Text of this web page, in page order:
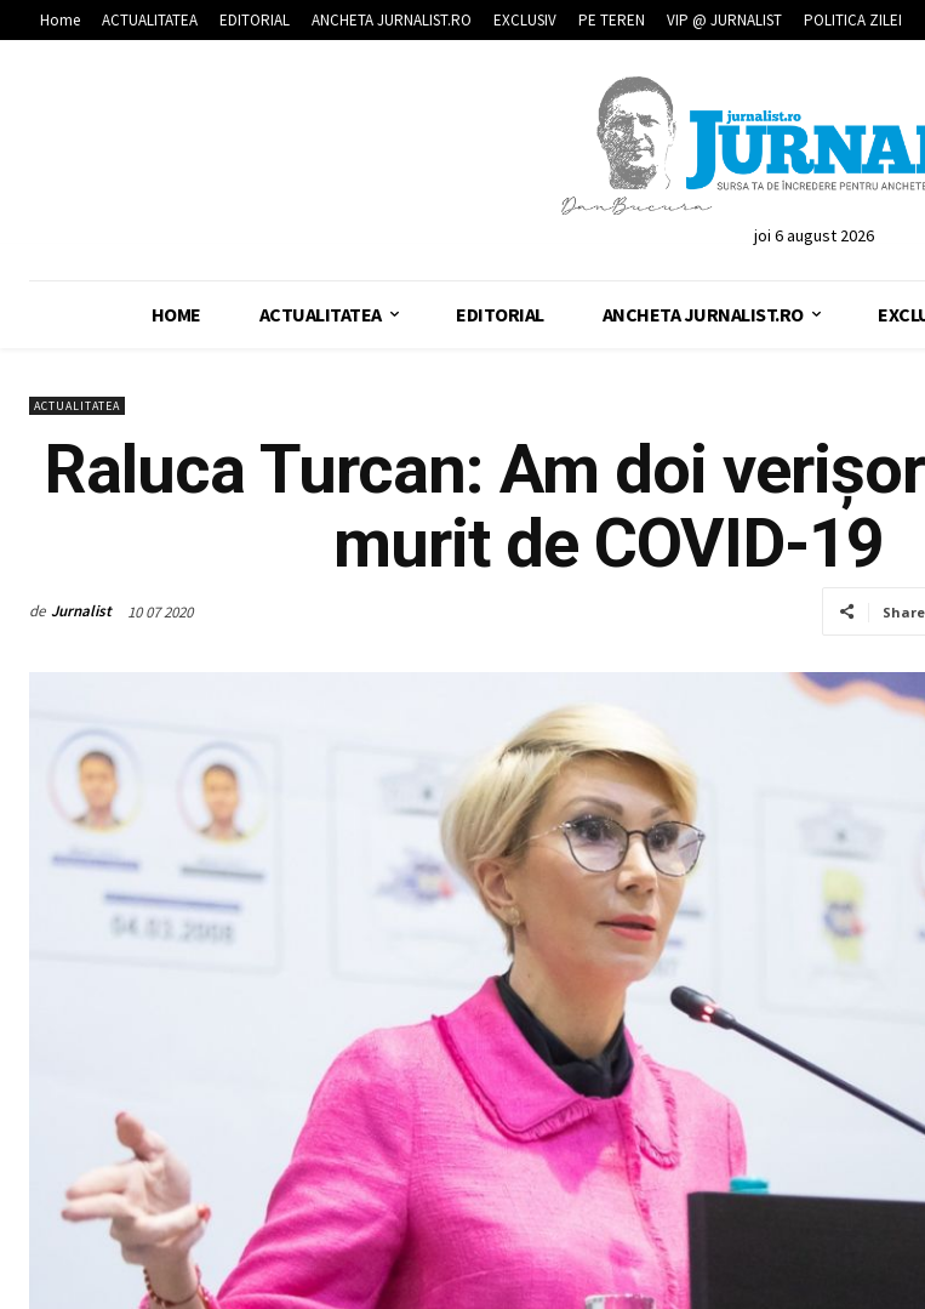
Home ACTUALITATEA EDITORIAL ANCHETA JURNALIST.RO EXCLUSIV PE TEREN VIP @ JURNALIST POLITICA ZILEI
joi 6 august 2026
HOME ACTUALITATEA EDITORIAL ANCHETA JURNALIST.RO
ACTUALITATEA
Raluca Turcan: Am doi
murit de COVID-19
de Jurnalist 10 07 2020 Share